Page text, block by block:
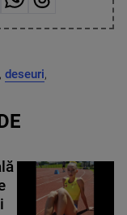
, deseuri,